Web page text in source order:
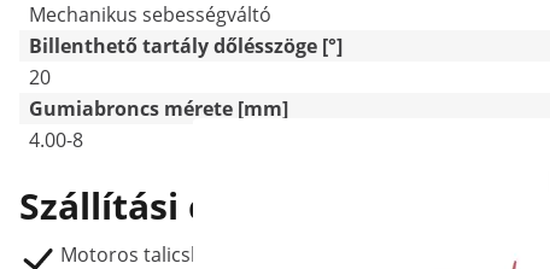
Mechanikus sebességváltó
Billenthető tartály dőlésszöge [°]
20
Gumiabroncs mérete [mm]
4.00-8
Szállítási csomag
Motoros talicska HT-MD-400